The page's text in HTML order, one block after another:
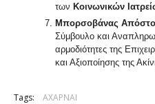
των Κοινωνικών
Μπορσοβάνας
Σύμβουλο και
αρμοδιότητες της
και Αξιοποίησης της
Tags: ΑΧΑΡΝΑΙ